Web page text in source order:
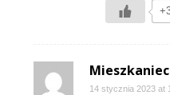
Mieszkaniec
14 stycznia 2023 at